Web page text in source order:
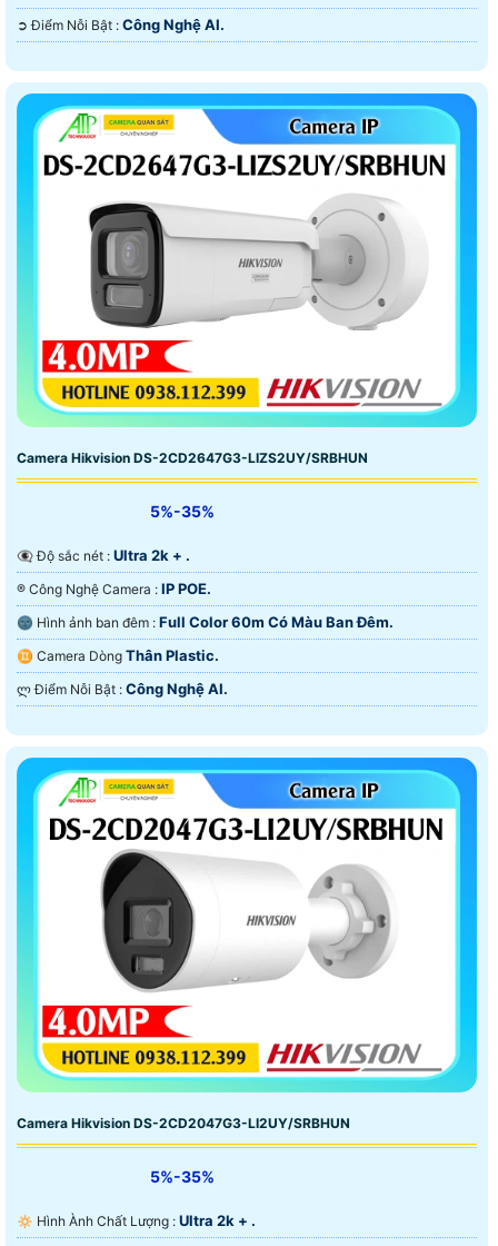
️➲ Điểm Nỗi Bật : Công Nghệ AI.
Camera Hikvision DS-2CD2647G3-LIZS2UY/SRBHUN
5%-35%
👁️‍🗨 Độ sắc nét : Ultra 2k + .
®️ Công Nghệ Camera : IP POE.
🌚 Hình ảnh ban đêm : Full Color 60m Có Màu Ban Ðêm.
♊ Camera Dòng Thân Plastic.
️ლ Điểm Nỗi Bật : Công Nghệ AI.
Camera Hikvision DS-2CD2047G3-LI2UY/SRBHUN
5%-35%
🔅 Hình Ành Chất Lượng : Ultra 2k + .